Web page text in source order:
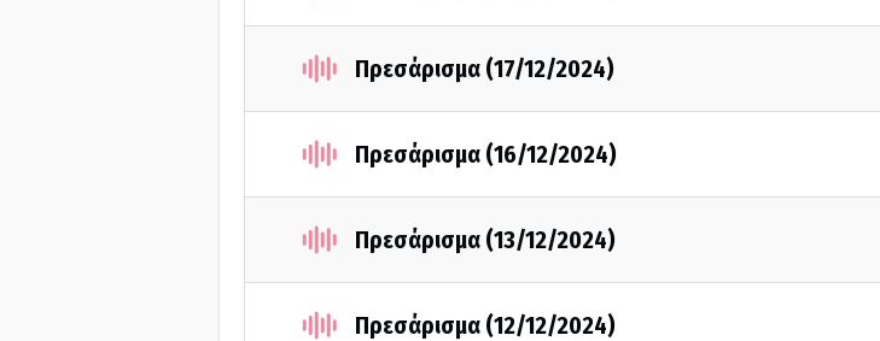
Πρεσάρισμα (17/12/2024)
Πρεσάρισμα (16/12/2024)
Πρεσάρισμα (13/12/2024)
Πρεσάρισμα (12/12/2024)